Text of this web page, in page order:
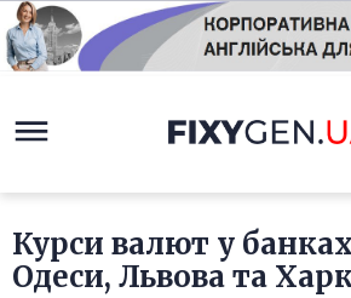
Курси валют у
Одеси, Львова та